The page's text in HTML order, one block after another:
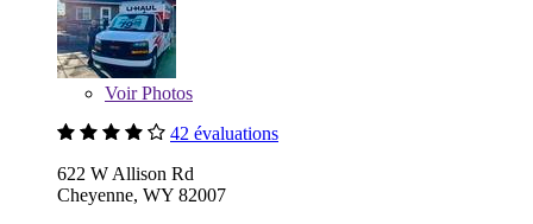
VoirPhotos
42 évaluations
622 W Allison Rd
Cheyenne, WY 82007